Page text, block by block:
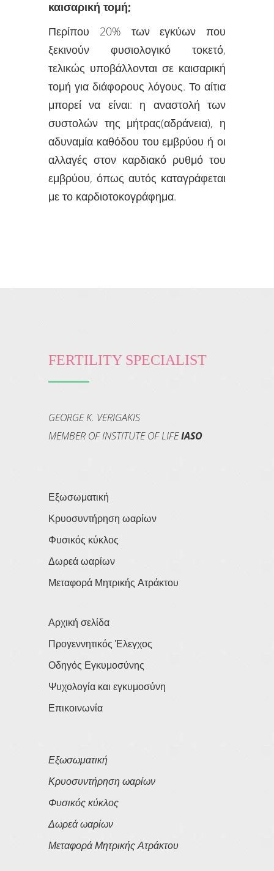
καισαρική τομή;
Περίπου 20% των εγκύων που
ξεκινούν φυσιολογικό τοκετό,
τελικώς υποβάλλονται σε καισαρική
τομή για διάφορους λόγους. Το αίτια
μπορεί να είναι: η αναστολή των
συστολών της μήτρας(αδράνεια), η
αδυναμία καθόδου του εμβρύου ή οι
αλλαγές στον καρδιακό ρυθμό του
εμβρύου, όπως αυτός καταγράφεται
με το καρδιοτοκογράφημα.
FERTILITY SPECIALIST
GEORGE K. VERIGAKIS
MEMBER OF INSTITUTE OF LIFEIASO
Εξωσωματική
Κρυοσυντήρηση ωαρίων
Φυσικός κύκλος
Δωρεά ωαρίων
Μεταφορά Μητρικής Ατράκτου
Αρχική σελίδα
Προγεννητικός Έλεγχος
Οδηγός Εγκυμοσύνης
Ψυχολογία και εγκυμοσύνη
Επικοινωνία
Εξωσωματική
Κρυοσυντήρηση ωαρίων
Φυσικός κύκλος
Δωρεά ωαρίων
Μεταφορά Μητρικής Ατράκτου